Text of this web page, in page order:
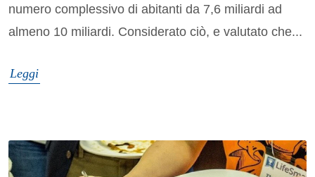
numero complessivo di abitanti da 7,6 miliardi ad
almeno 10 miliardi. Considerato ciò, e valutato che...
Leggi